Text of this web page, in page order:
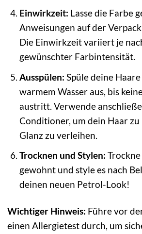
Einwirkzeit: Lasse die Farbe
Anweisungen auf der
Die Einwirkzeit variiert je
gewünschter Farbintensität.
Ausspülen: Spüle deine
warmem Wasser aus, bis
austritt. Verwende
Conditioner, um dein Haar
Glanz zu verleihen.
Trocknen und Stylen:
gewohnt und style es nach
deinen neuen Petrol-Look!
Wichtiger Hinweis: Führe vor
einen Allergietest durch, um